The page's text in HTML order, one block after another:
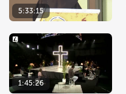
5:33:15
1:45:26